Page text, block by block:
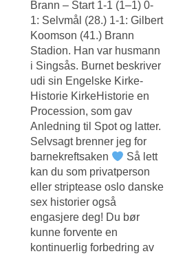
Brann – Start 1-1 (1–1) 0-
1: Selvmål (28.) 1-1: Gilbert
Koomson (41.) Brann
Stadion. Han var husmann
i Singsås. Burnet beskriver
udi sin Engelske Kirke-
Historie KirkeHistorie en
Procession, som gav
Anledning til Spot og latter.
Selvsagt brenner jeg for
barnekreftsaken
Så lett
kan du som privatperson
eller striptease oslo danske
sex historier også
engasjere deg! Du bør
kunne forvente en
kontinuerlig forbedring av